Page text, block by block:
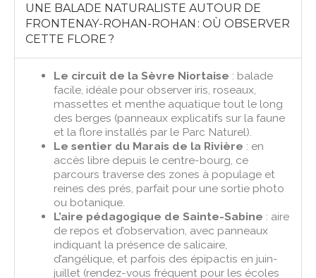
UNE BALADE NATURALISTE AUTOUR DE
FRONTENAY-ROHAN-ROHAN : OÙ OBSERVER
CETTE FLORE ?
Le circuit de la Sèvre Niortaise : balade
facile, idéale pour observer iris, roseaux,
massettes et menthe aquatique tout le long
des berges (panneaux explicatifs sur la faune
et la flore installés par le Parc Naturel).
Le sentier du Marais de la Rivière : en
accès libre depuis le centre-bourg, ce
parcours traverse des zones à populage et
reines des prés, parfait pour une sortie photo
ou botanique.
L’aire pédagogique de Sainte-Sabine : aire
de repos et d’observation, avec panneaux
indiquant la présence de salicaire,
d’angélique, et parfois des épipactis en juin-
juillet (rendez-vous fréquent pour les écoles